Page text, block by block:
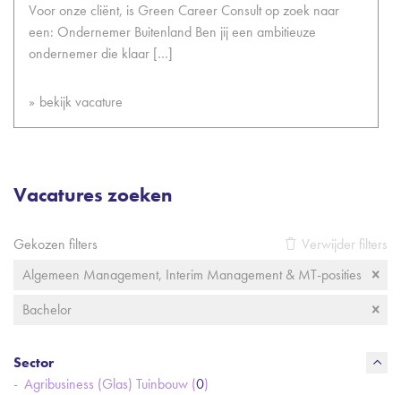
Voor onze cliënt, is Green Career Consult op zoek naar
een: Ondernemer Buitenland Ben jij een ambitieuze
ondernemer die klaar […]
bekijk vacature
Vacatures zoeken
Gekozen filters
Verwijder filters
Algemeen Management, Interim Management & MT-posities
Bachelor
Sector
Agribusiness (Glas) Tuinbouw (0)